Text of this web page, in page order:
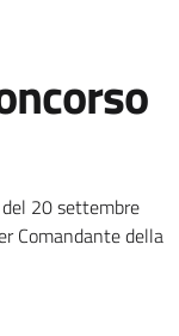
del 20 settembre
Comandante della